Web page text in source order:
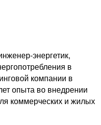
энергетик,
в
компании в
опыта во внедрении
коммерческих и жилых